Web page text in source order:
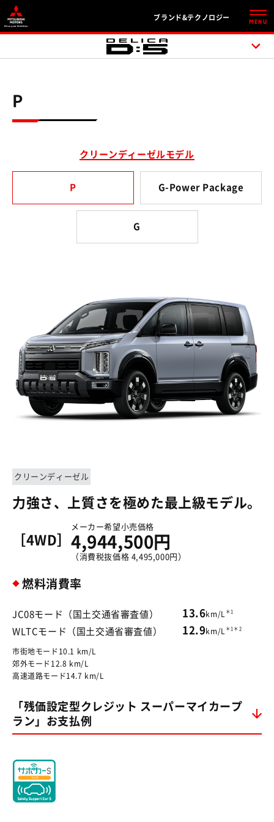
ブランド&テクノロジー
MENU
P
クリーンディーゼルモデル
P G-Power Package
G
クリーンディーゼル
力強さ、上質さを極めた最上級モデル。
メーカー希望小売価格
［4WD］ 4,944,500円
（消費税抜価格 4,495,000円）
燃料消費率
JC08モード（国土交通省審査値） 13.6km/L ＊1
WLTCモード（国土交通省審査値） 12.9km/L ＊1＊2
市街地モード10.1 km/L
郊外モード12.8 km/L
高速道路モード14.7 km/L
「残価設定型クレジット スーパーマイカープ
ラン」お支払例